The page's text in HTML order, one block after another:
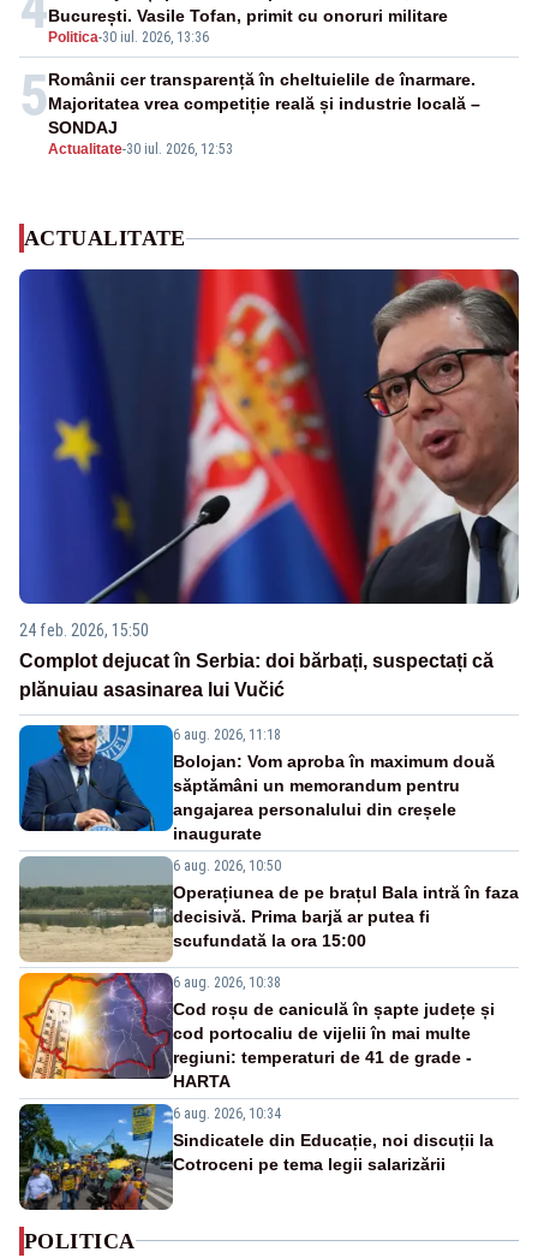
Politica-30 iul. 2026, 13:36
București. Vasile Tofan, primit cu onoruri militare
5
Actualitate-30 iul. 2026, 12:53
Românii cer transparență în cheltuielile de înarmare.
Majoritatea vrea competiție reală și industrie locală –
SONDAJ
ACTUALITATE
24 feb. 2026, 15:50
Complot dejucat în Serbia: doi bărbați, suspectați că
plănuiau asasinarea lui Vučić
6 aug. 2026, 11:18
Bolojan: Vom aproba în maximum două
săptămâni un memorandum pentru
angajarea personalului din creșele
inaugurate
6 aug. 2026, 10:50
Operațiunea de pe brațul Bala intră în faza
decisivă. Prima barjă ar putea fi
scufundată la ora 15:00
6 aug. 2026, 10:38
Cod roșu de caniculă în șapte județe și
cod portocaliu de vijelii în mai multe
regiuni: temperaturi de 41 de grade -
HARTA
6 aug. 2026, 10:34
Sindicatele din Educație, noi discuții la
Cotroceni pe tema legii salarizării
POLITICA